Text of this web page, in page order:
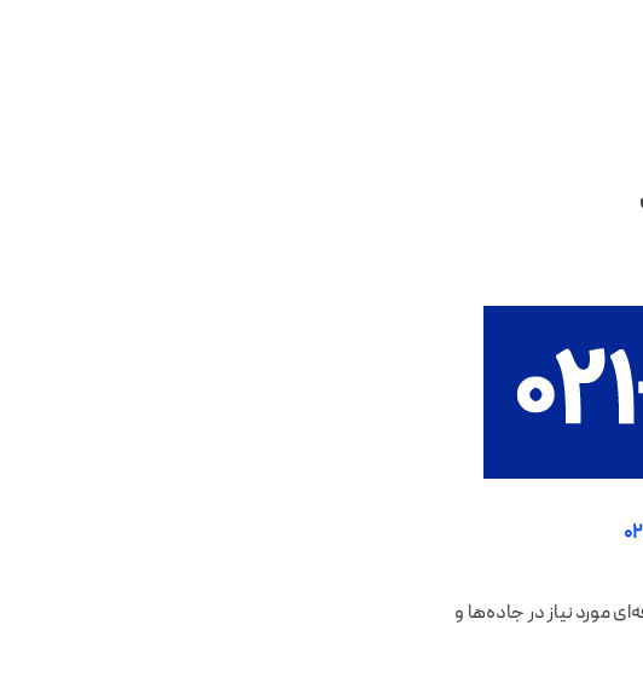
مورد نیاز در جاده‌ها و